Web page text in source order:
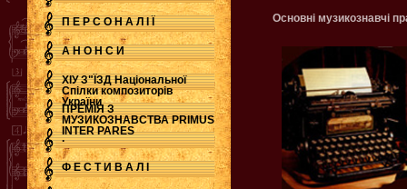
П Е Р С О Н А Л І Ї
А Н О Н С И
ХІУ З"ЇЗД Національної
Спілки композиторів
України
ПРЕМІЯ З
МУЗИКОЗНАВСТВА PRIMUS
INTER PARES
.
Ф Е С Т И В А Л І
Основні музикознавчі